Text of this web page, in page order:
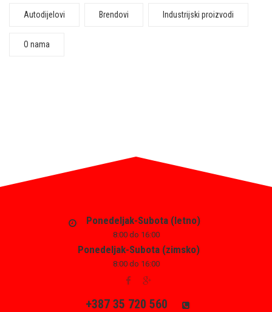
Autodijelovi Brendovi Industrijski proizvodi
O nama
Ponedeljak-Subota (letno)
8:00 do 16:00
Ponedeljak-Subota (zimsko)
8:00 do 16:00
+387 35 720 560